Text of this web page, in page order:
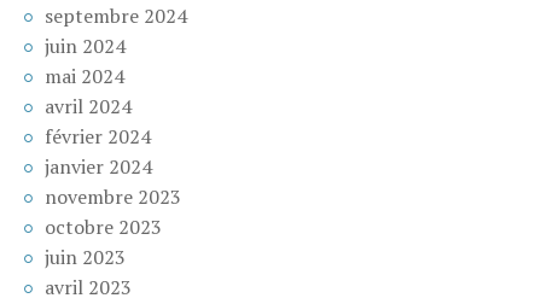
septembre 2024
juin 2024
mai 2024
avril 2024
février 2024
janvier 2024
novembre 2023
octobre 2023
juin 2023
avril 2023